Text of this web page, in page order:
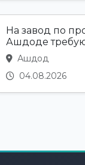
На завод по
Ашдоде
Ашдод
04.08.2026